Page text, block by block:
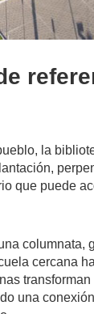
la
que puede
columnata,
cercana
una